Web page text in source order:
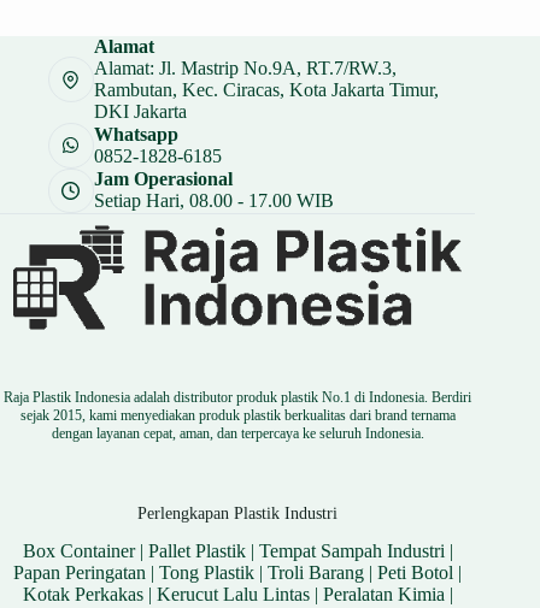
Rp 110.000.
adalah:
Rp 82.500.
Alamat
Alamat: Jl. Mastrip No.9A, RT.7/RW.3,
Rambutan, Kec. Ciracas, Kota Jakarta Timur,
DKI Jakarta
Whatsapp
0852-1828-6185
Jam Operasional
Setiap Hari, 08.00 - 17.00 WIB
Raja Plastik Indonesia adalah distributor produk plastik No.1 di Indonesia. Berdiri
sejak 2015, kami menyediakan produk plastik berkualitas dari brand ternama
dengan layanan cepat, aman, dan terpercaya ke seluruh Indonesia.
Perlengkapan Plastik Industri
Box Container| Pallet Plastik| Tempat Sampah Industri |
Papan Peringatan |Tong Plastik |Troli Barang |Peti Botol |
Kotak Perkakas| Kerucut Lalu Lintas| Peralatan Kimia |